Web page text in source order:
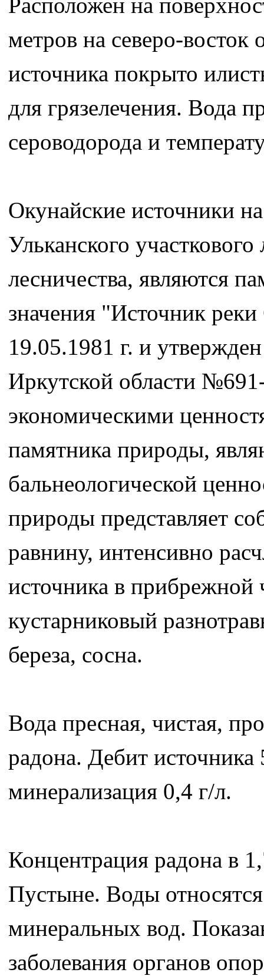
Расположен на
метров на северо-
источника покрыто
для грязелечения. Вода
сероводорода и
Окунайские источники
Ульканского
лесничества, являются
значения "Источник
19.05.1981 г. и
Иркутской области
экономическими
памятника природы,
бальнеологической
природы представляет
равнину, интенсивно
источника в
кустарниковый
береза, сосна.
Вода пресная, чистая,
радона. Дебит
минерализация 0,4 г/л.
Концентрация радона в
Пустыне. Воды
минеральных вод.
заболевания органов